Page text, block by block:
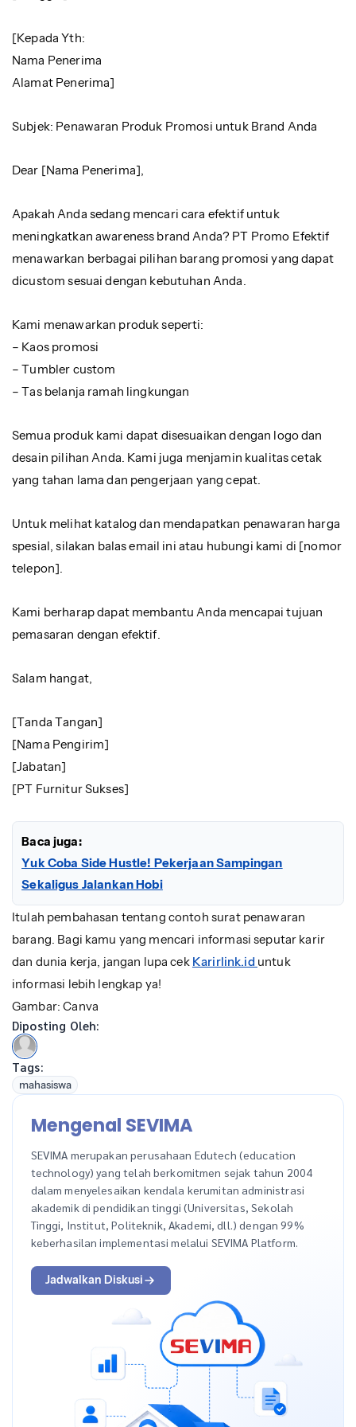
[Kepada Yth:
Nama Penerima
Alamat Penerima]
Subjek: Penawaran Produk Promosi untuk Brand Anda
Dear [Nama Penerima],
Apakah Anda sedang mencari cara efektif untuk
meningkatkan awareness brand Anda? PT Promo Efektif
menawarkan berbagai pilihan barang promosi yang dapat
dicustom sesuai dengan kebutuhan Anda.
Kami menawarkan produk seperti:
– Kaos promosi
– Tumbler custom
– Tas belanja ramah lingkungan
Semua produk kami dapat disesuaikan dengan logo dan
desain pilihan Anda. Kami juga menjamin kualitas cetak
yang tahan lama dan pengerjaan yang cepat.
Untuk melihat katalog dan mendapatkan penawaran harga
spesial, silakan balas email ini atau hubungi kami di [nomor
telepon].
Kami berharap dapat membantu Anda mencapai tujuan
pemasaran dengan efektif.
Salam hangat,
[Tanda Tangan]
[Nama Pengirim]
[Jabatan]
[PT Furnitur Sukses]
Baca juga:
Yuk Coba Side Hustle! Pekerjaan Sampingan
Sekaligus Jalankan Hobi
Itulah pembahasan tentang contoh surat penawaran
barang. Bagi kamu yang mencari informasi seputar karir
dan dunia kerja, jangan lupa cek Karirlink.id untuk
informasi lebih lengkap ya!
Gambar: Canva
Diposting Oleh:
Tags:
mahasiswa
Mengenal SEVIMA
SEVIMA merupakan perusahaan Edutech (education
technology) yang telah berkomitmen sejak tahun 2004
dalam menyelesaikan kendala kerumitan administrasi
akademik di pendidikan tinggi (Universitas, Sekolah
Tinggi, Institut, Politeknik, Akademi, dll.) dengan 99%
keberhasilan implementasi melalui SEVIMA Platform.
Jadwalkan Diskusi